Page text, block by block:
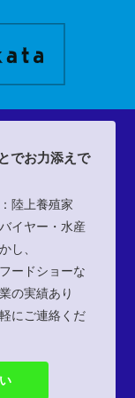
でお力添えで
陸上養殖家
イヤー・水産
し、
ードショーな
の実績あり
にご連絡くだ